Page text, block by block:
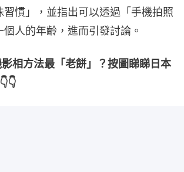
習慣」，並指出可以透過「手機拍照
人的年齡，進而引發討論。
相方法最「老餅」？按圖睇睇日本